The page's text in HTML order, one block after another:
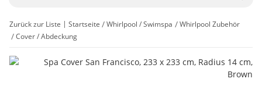
Zurück zur Liste Startseite Whirlpool / Swimspa
Whirlpool Zubehör
Cover / Abdeckung